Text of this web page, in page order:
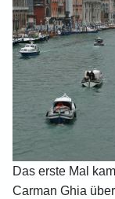
Das erste Mal
Carman Ghia